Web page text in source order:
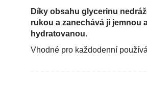
Díky obsahu glycerinu
rukou a zanechává ji jemnou
hydratovanou.
Vhodné pro každodenní